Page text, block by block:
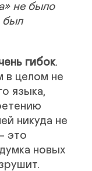
не было
был
гибок.
в целом не
языка,
никуда не
это
новых